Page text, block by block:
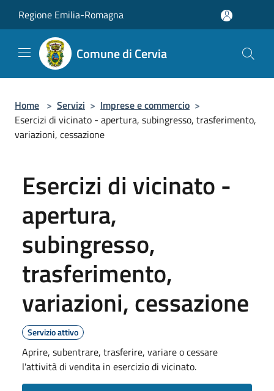
Regione Emilia-Romagna
Comune di Cervia
Home > Servizi > Imprese e commercio >
Esercizi di vicinato - apertura, subingresso, trasferimento,
variazioni, cessazione
Esercizi di vicinato -
apertura,
subingresso,
trasferimento,
variazioni, cessazione
Servizio attivo
Aprire, subentrare, trasferire, variare o cessare
l'attività di vendita in esercizio di vicinato.